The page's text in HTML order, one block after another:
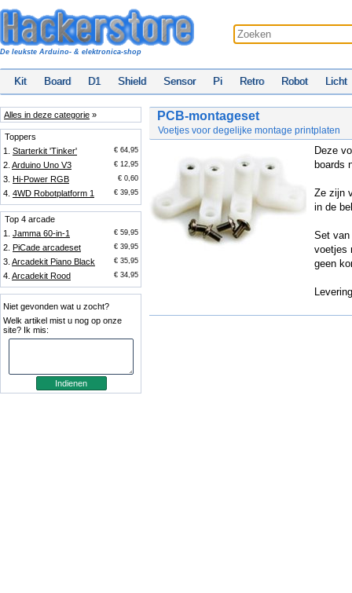
De leukste Arduino- & elektronica-shop
Kit Board D1 Shield Sensor Pi Retro Robot Licht
Alles in deze categorie »
Toppers
1. Starterkit 'Tinker' € 64,95
2. Arduino Uno V3 € 12,95
3. Hi-Power RGB € 0,60
4. 4WD Robotplatform 1 € 39,95
Top 4 arcade
1. Jamma 60-in-1 € 59,95
2. PiCade arcadeset € 39,95
3. Arcadekit Piano Black € 35,95
4. Arcadekit Rood € 34,95
Niet gevonden wat u zocht?
Welk artikel mist u nog op onze
site? Ik mis:
PCB-montageset
Voetjes voor degelijke montage printplaten
Deze
boards
Ze zijn
in de
Set van
voetjes
geen